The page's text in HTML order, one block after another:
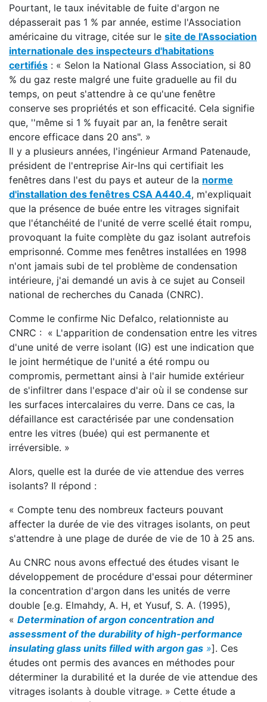
Pourtant, le taux inévitable de fuite d'argon ne
dépasserait pas 1 % par année, estime l'Association
américaine du vitrage, citée sur le site de l'Association
internationale des inspecteurs d'habitations
certifiés : « Selon la National Glass Association, si 80
% du gaz reste malgré une fuite graduelle au fil du
temps, on peut s'attendre à ce qu'une fenêtre
conserve ses propriétés et son efficacité. Cela signifie
que, ''même si 1 % fuyait par an, la fenêtre serait
encore efficace dans 20 ans". »
Il y a plusieurs années, l'ingénieur Armand Patenaude,
président de l'entreprise Air-Ins qui certifiait les
fenêtres dans l'est du pays et auteur de la norme
d'installation des fenêtres CSA A440.4, m'expliquait
que la présence de buée entre les vitrages signifait
que l'étanchéité de l'unité de verre scellé était rompu,
provoquant la fuite complète du gaz isolant autrefois
emprisonné. Comme mes fenêtres installées en 1998
n'ont jamais subi de tel problème de condensation
intérieure, j'ai demandé un avis à ce sujet au Conseil
national de recherches du Canada (CNRC).
Comme le confirme Nic Defalco, relationniste au
CNRC : « L'apparition de condensation entre les vitres
d'une unité de verre isolant (IG) est une indication que
le joint hermétique de l'unité a été rompu ou
compromis, permettant ainsi à l'air humide extérieur
de s'infiltrer dans l'espace d'air où il se condense sur
les surfaces intercalaires du verre. Dans ce cas, la
défaillance est caractérisée par une condensation
entre les vitres (buée) qui est permanente et
irréversible. »
Alors, quelle est la durée de vie attendue des verres
isolants? Il répond :
« Compte tenu des nombreux facteurs pouvant
affecter la durée de vie des vitrages isolants, on peut
s'attendre à une plage de durée de vie de 10 à 25 ans.
Au CNRC nous avons effectué des études visant le
développement de procédure d'essai pour déterminer
la concentration d'argon dans les unités de verre
double [e.g. Elmahdy, A. H, et Yusuf, S. A. (1995),
« Determination of argon concentration and
assessment of the durability of high-performance
insulating glass units filled with argon gas »]. Ces
études ont permis des avances en méthodes pour
déterminer la durabilité et la durée de vie attendue des
vitrages isolants à double vitrage. » Cette étude a